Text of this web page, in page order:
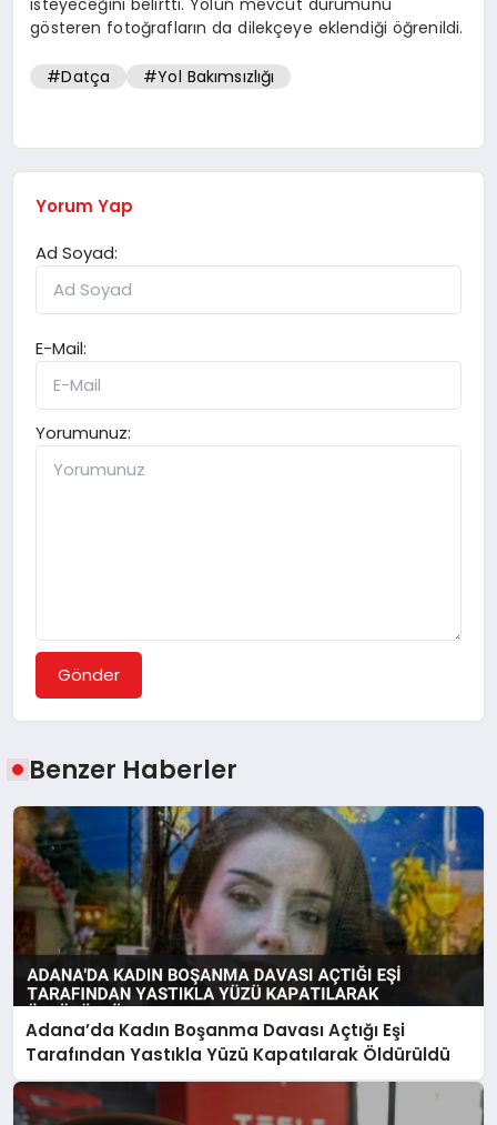
gösteren fotoğrafların da dilekçeye eklendiği öğrenildi.
#Datça #Yol Bakımsızlığı
Yorum Yap
Ad Soyad:
E-Mail:
Yorumunuz:
Gönder
Benzer Haberler
Adana’da Kadın Boşanma Davası Açtığı Eşi
Tarafından Yastıkla Yüzü Kapatılarak Öldürüldü